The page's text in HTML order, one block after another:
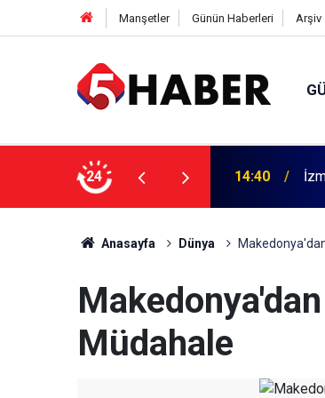
Manşetler Günün Haberleri Arşiv
24
dahil 11 kişi gözaltına alındı 13:55
Anasayfa Dünya
Müdahale